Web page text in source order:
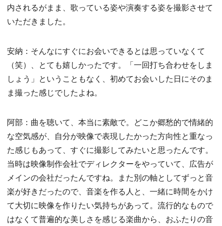
内されるがまま、歌っている姿や演奏する姿を撮影させて
いただきました。
安納：そんなにすぐにお会いできるとは思っていなくて
（笑）、とても嬉しかったです。「一回打ち合わせをしま
しょう」ということもなく、初めてお会いした日にそのま
ま撮った感じでしたよね。
阿部：曲を聴いて、本当に素敵で。どこか郷愁的で情緒的
な空気感が、自分が映像で表現したかった方向性と重なっ
た感じもあって、すぐに撮影してみたいと思ったんです。
当時は映像制作会社でディレクターをやっていて、広告が
メインの会社だったんですね。また別の軸としてずっと音
楽が好きだったので、音楽を作る人と、一緒に時間をかけ
て大切に映像を作りたい気持ちがあって。流行的なもので
はなくて普遍的な美しさを感じる楽曲から、おふたりの音